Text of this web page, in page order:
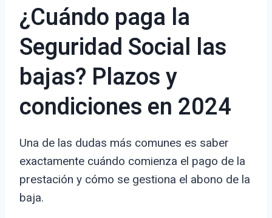
¿Cuándo paga la
Seguridad Social las
bajas? Plazos y
condiciones en 2024
Una de las dudas más comunes es saber
exactamente cuándo comienza el pago de la
prestación y cómo se gestiona el abono de la
baja.